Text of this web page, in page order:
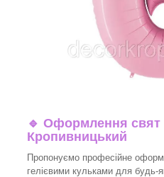
🔹 Оформлення свят
Кропивницький
Пропонуємо професійне
гелієвими кульками для будь-